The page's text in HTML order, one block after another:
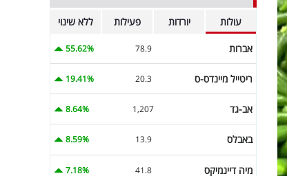
עולות יורדות פעילות ללא שינוי
אברות 78.9
55.62%
ריטייל מיינדס-ס 20.3
19.41%
אב-גד 1,207
8.64%
באבלס 13.9
8.59%
מיה דיינמיקס 41.8
7.18%